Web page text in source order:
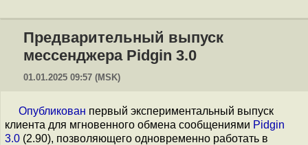
Предварительный выпуск
мессенджера Pidgin 3.0
01.01.2025 09:57 (MSK)
Опубликован первый экспериментальный выпуск
клиента для мгновенного обмена сообщениями Pidgin
3.0 (2.90), позволяющего одновременно работать в